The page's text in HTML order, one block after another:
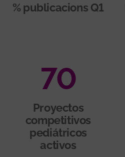
% publicacions Q1
70
Proyectos
competitivos
pediátricos
activos